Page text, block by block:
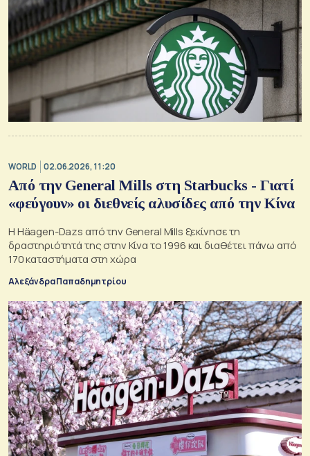
WORLD 02.06.2026, 11:20
Από την General Mills στη Starbucks - Γιατί
«φεύγουν» οι διεθνείς αλυσίδες από την Κίνα
Η Häagen-Dazs από την General Mills ξεκίνησε τη
δραστηριότητά της στην Κίνα το 1996 και διαθέτει πάνω από
170 καταστήματα στη χώρα
Αλεξάνδρα Παπαδημητρίου